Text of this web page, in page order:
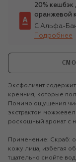
20% кешбэк
оранжевой
С Альфа-
Подробнее
Эксфолиант
кремния, которые
Помимо ощущения
экстрактом
роскошный аромат с
Применение: Скраб:
кожу лица, избегая
тщательно смойте